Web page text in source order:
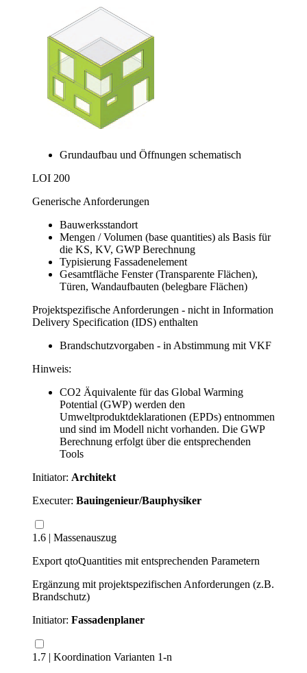
Grundaufbau und Öffnungen schematisch
LOI 200
Generische Anforderungen
Bauwerksstandort
Mengen / Volumen (base quantities) als Basis für
die KS, KV, GWP Berechnung
Typisierung Fassadenelement
Gesamtfläche Fenster (Transparente Flächen),
Türen, Wandaufbauten (belegbare Flächen)
Projektspezifische Anforderungen - nicht in Information
Delivery Specification (IDS) enthalten
Brandschutzvorgaben - in Abstimmung mit VKF
Hinweis:
CO2 Äquivalente für das Global Warming
Potential (GWP) werden den
Umweltproduktdeklarationen (EPDs) entnommen
und sind im Modell nicht vorhanden. Die GWP
Berechnung erfolgt über die entsprechenden
Tools
Initiator: Architekt
Executer: Bauingenieur/Bauphysiker
1.6 | Massenauszug
Export qtoQuantities mit entsprechenden Parametern
Ergänzung mit projektspezifischen Anforderungen (z.B.
Brandschutz)
Initiator: Fassadenplaner
1.7 | Koordination Varianten 1-n